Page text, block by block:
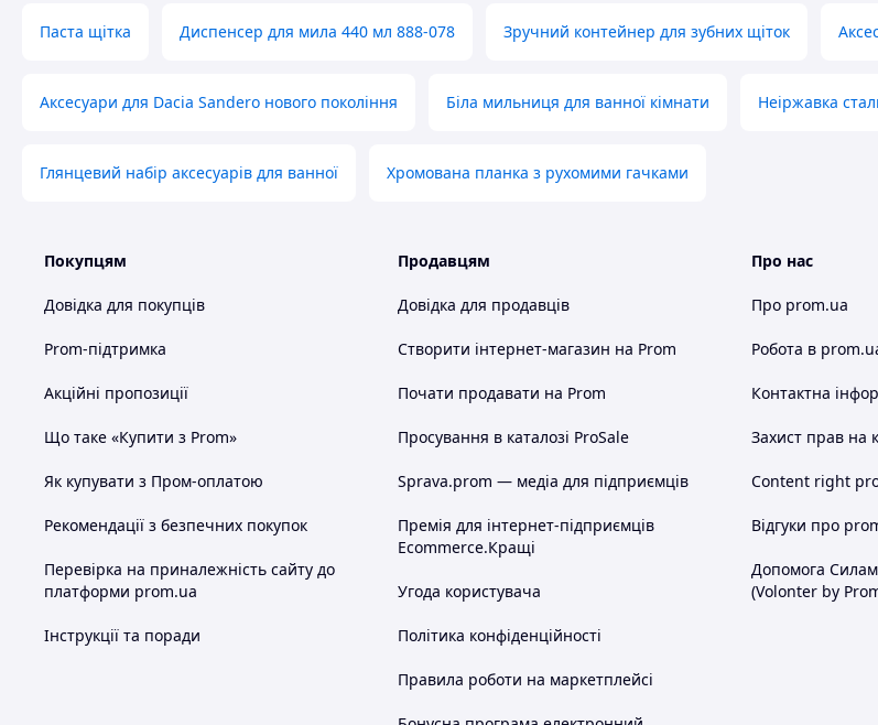
Паста щітка Диспенсер для мила 440 мл 888-078 Зручний контейнер для зубних щіток
Аксесуари для Dacia Sandero нового покоління Біла мильниця для ванної кімнати Неіржавка
Глянцевий набір аксесуарів для ванної Хромована планка з рухомими гачками
Покупцям
Довідка для покупців
Prom-підтримка
Акційні пропозиції
Що таке «Купити з Prom»
Як купувати з Пром-оплатою
Рекомендації з безпечних покупок
Перевірка на приналежність сайту до
платформи prom.ua
Інструкції та поради
Продавцям
Довідка для продавців
Створити інтернет-магазин на Prom
Почати продавати на Prom
Просування в каталозі ProSale
Sprava.prom — медіа для підприємців
Премія для інтернет-підприємців
Ecommerce.Кращі
Угода користувача
Політика конфіденційності
Правила роботи на маркетплейсі
Про нас
Про prom.ua
Робота в
Контактна
Захист прав на
Content right
Відгуки про
Допомога
(Volonter by